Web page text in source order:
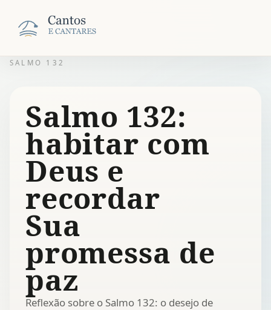
SALMO 132
Salmo 132:
habitar com
Deus e
recordar
Sua
promessa de
paz
Reflexão sobre o Salmo 132: o desejo de